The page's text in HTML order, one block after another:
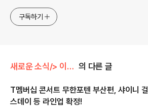
구독하기
새로운 소식/> 이벤트(Event) 의 다른 글
T멤버십 콘서트 무한포텐 부산편, 샤이니 걸
스데이 등 라인업 확정!